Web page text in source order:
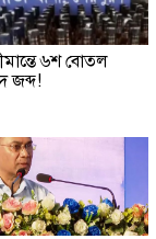
৬শ বোতল
জব্দ!